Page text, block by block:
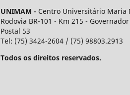
UNIMAM - Centro Universitário Maria
Rodovia BR-101 - Km 215 -
Postal 53
Tel: (75) 3424-2604 / (75) 98803.2913
Todos os direitos reservados.